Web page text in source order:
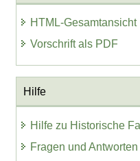
HTML-Gesamtansicht
Vorschrift als PDF
Hilfe
Hilfe zu Historische
Fragen und Antworten